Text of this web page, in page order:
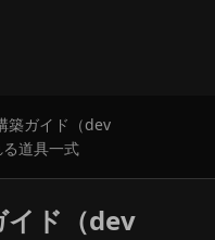
築ガイド（dev
道具一式
イド（dev